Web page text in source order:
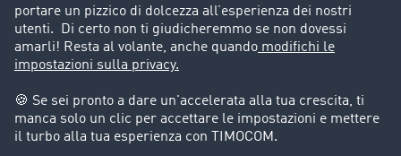
Informazioni legali
Note legali
Trattamento dei dati